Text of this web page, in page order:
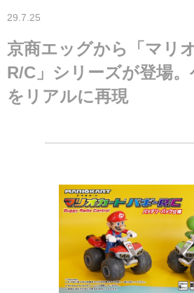
29.7.25
京商エッグから「マリ
R/C」シリーズが登場
をリアルに再現